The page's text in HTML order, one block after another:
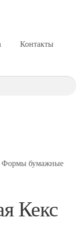
Контакты
Формы бумажные
Кекс